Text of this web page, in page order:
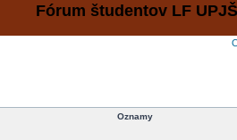
Fórum študentov LF UPJŠ
Oznamy